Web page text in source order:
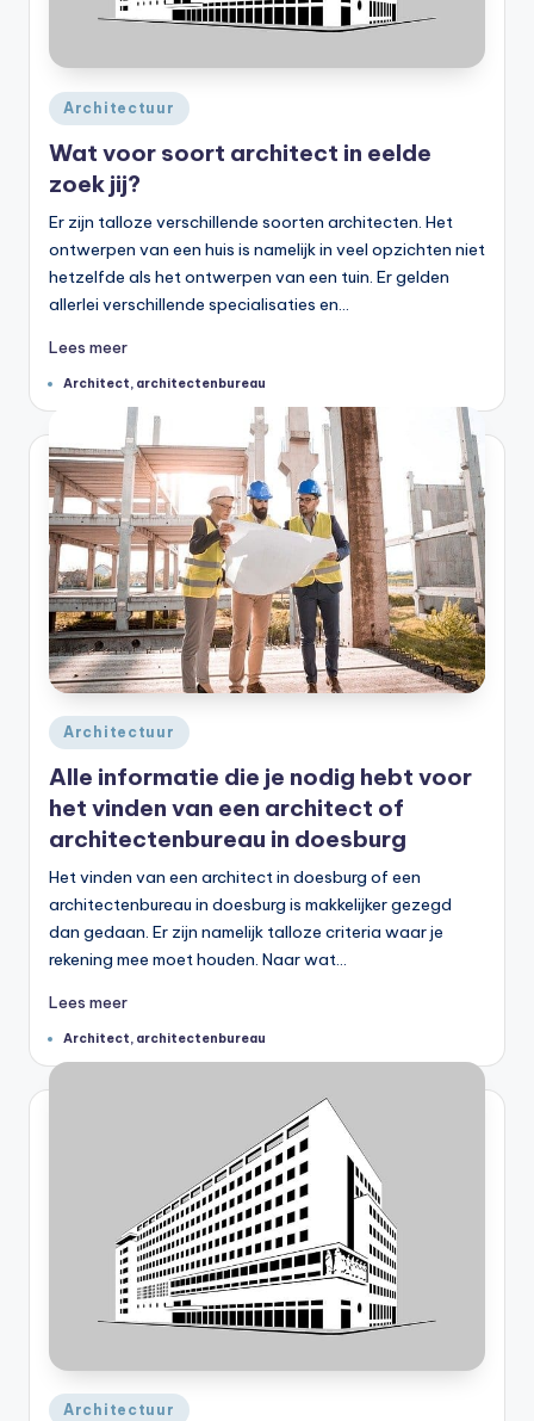
Geplaatst
in
Architectuur
Wat voor soort architect in eelde
zoek jij?
Er zijn talloze verschillende soorten architecten. Het
ontwerpen van een huis is namelijk in veel opzichten niet
hetzelfde als het ontwerpen van een tuin. Er gelden
allerlei verschillende specialisaties en…
Lees meer
Tags:
Architect, architectenbureau
Geplaatst
in
Architectuur
Alle informatie die je nodig hebt voor
het vinden van een architect of
architectenbureau in doesburg
Het vinden van een architect in doesburg of een
architectenbureau in doesburg is makkelijker gezegd
dan gedaan. Er zijn namelijk talloze criteria waar je
rekening mee moet houden. Naar wat…
Lees meer
Tags:
Architect, architectenbureau
Geplaatst
Architectuur